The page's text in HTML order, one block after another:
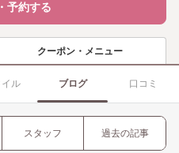
予約する
クーポン・メニュー
イル ブログ 口コミ
スタッフ 過去の記事